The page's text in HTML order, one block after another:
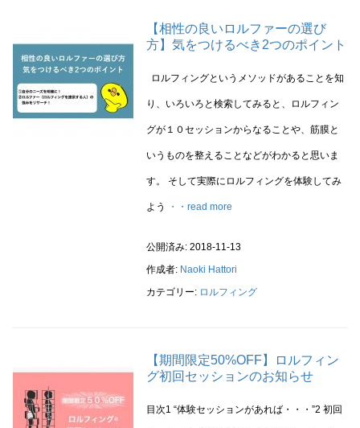
【相性の良いロルファーの選び
方】気をつけるべき2つのポイント
ロルフィングというメソッドがあることを知
り、いろいろと検索してみると、ロルフィン
グが１０セッションからなることや、筋膜と
いうものを整えることなどがわかると思いま
す。 そして実際にロルフィングを体験してみ
よう ・・read more
公開済み: 2018-11-13
作成者: Naoki Hattori
カテゴリー: ロルフィング
【期間限定50%OFF】ロルフィン
グ初回セッションのお知らせ
目次1 “体験セッションがあれば・・・”2 初回